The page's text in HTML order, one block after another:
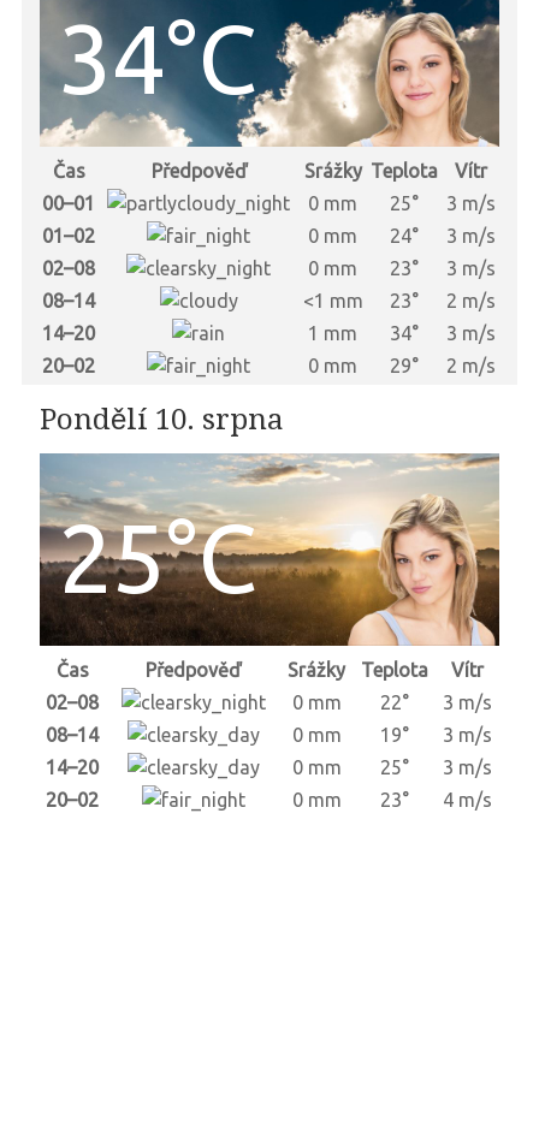
34°C
Čas Předpověď Srážky Teplota
Vítr
00–01
0 mm 25°
3 m/s
01–02
0 mm 24°
3 m/s
02–08
0 mm 23°
3 m/s
08–14
<1 mm 23°
2 m/s
14–20
1 mm 34°
3 m/s
20–02
0 mm 29° 2 m/s
Pondělí 10. srpna
25°C
Čas Předpověď Srážky Teplota
Vítr
02–08
0 mm 22°
3 m/s
08–14
0 mm 19°
3 m/s
14–20
0 mm 25°
3 m/s
20–02
0 mm 23° 4 m/s